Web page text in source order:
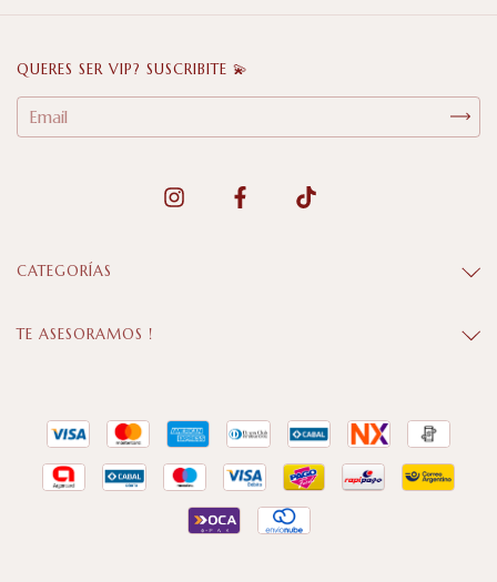
QUERES SER VIP? SUSCRIBITE 💫
CATEGORÍAS
TE ASESORAMOS !